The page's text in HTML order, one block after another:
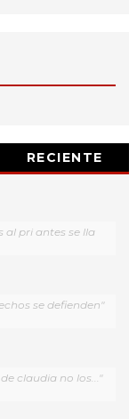
RECIENTE
al pri antes se lla
se defienden"
claudia no los..."